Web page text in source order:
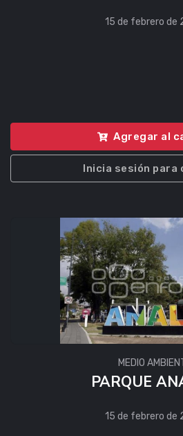
15 de febrero de
Agregar al
Inicia sesión para
MEDIO
PARQUE
15 de febrero de